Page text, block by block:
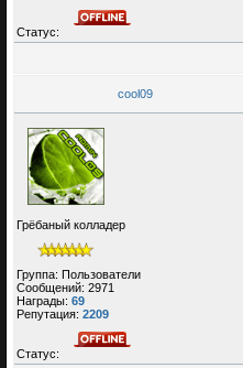
Статус:
cool09
Грёбаный колладер
Группа: Пользователи
Сообщений: 2971
Награды: 69
Репутация: 2209
Статус: